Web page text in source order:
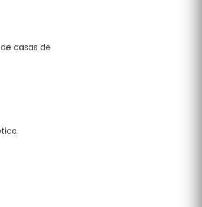
casas de